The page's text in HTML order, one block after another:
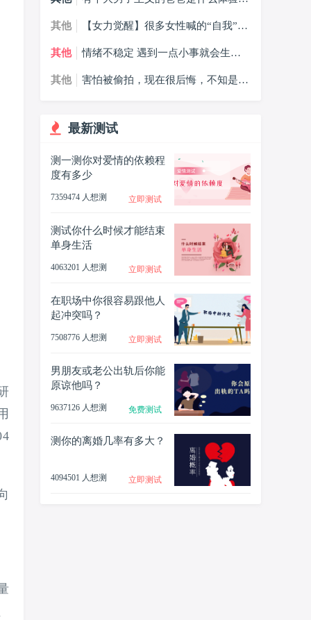
其他
【女力觉醒】很多女性喊的“自我”，
其他
情绪不稳定 遇到一点小事就会生气
其他
害怕被偷拍，现在很后悔，不知是否
最新测试
测一测你对爱情的依赖程
度有多少
7359474 人想测 立即测试
测试你什么时候才能结束
单身生活
4063201 人想测 立即测试
在职场中你很容易跟他人
起冲突吗？
7508776 人想测 立即测试
男朋友或老公出轨后你能
原谅他吗？
9637126 人想测 免费测试
测你的离婚几率有多大？
4094501 人想测 立即测试